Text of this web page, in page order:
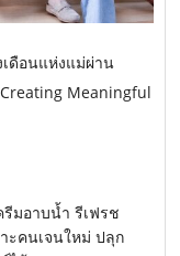
ดือนแห่งแม่ผ่าน
Meaningful
มอาบน้ำ รีเฟรช
ะคนเจนใหม่ ปลุก